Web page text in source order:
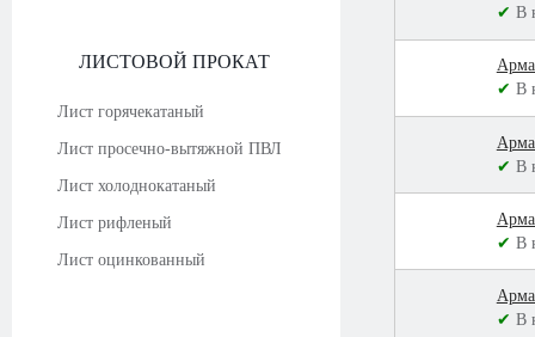
ЛИСТОВОЙ ПРОКАТ
Лист горячекатаный
Лист просечно-вытяжной ПВЛ
Лист холоднокатаный
Лист рифленый
Лист оцинкованный
✔ В
✔ В
✔ В
✔ В
✔ В